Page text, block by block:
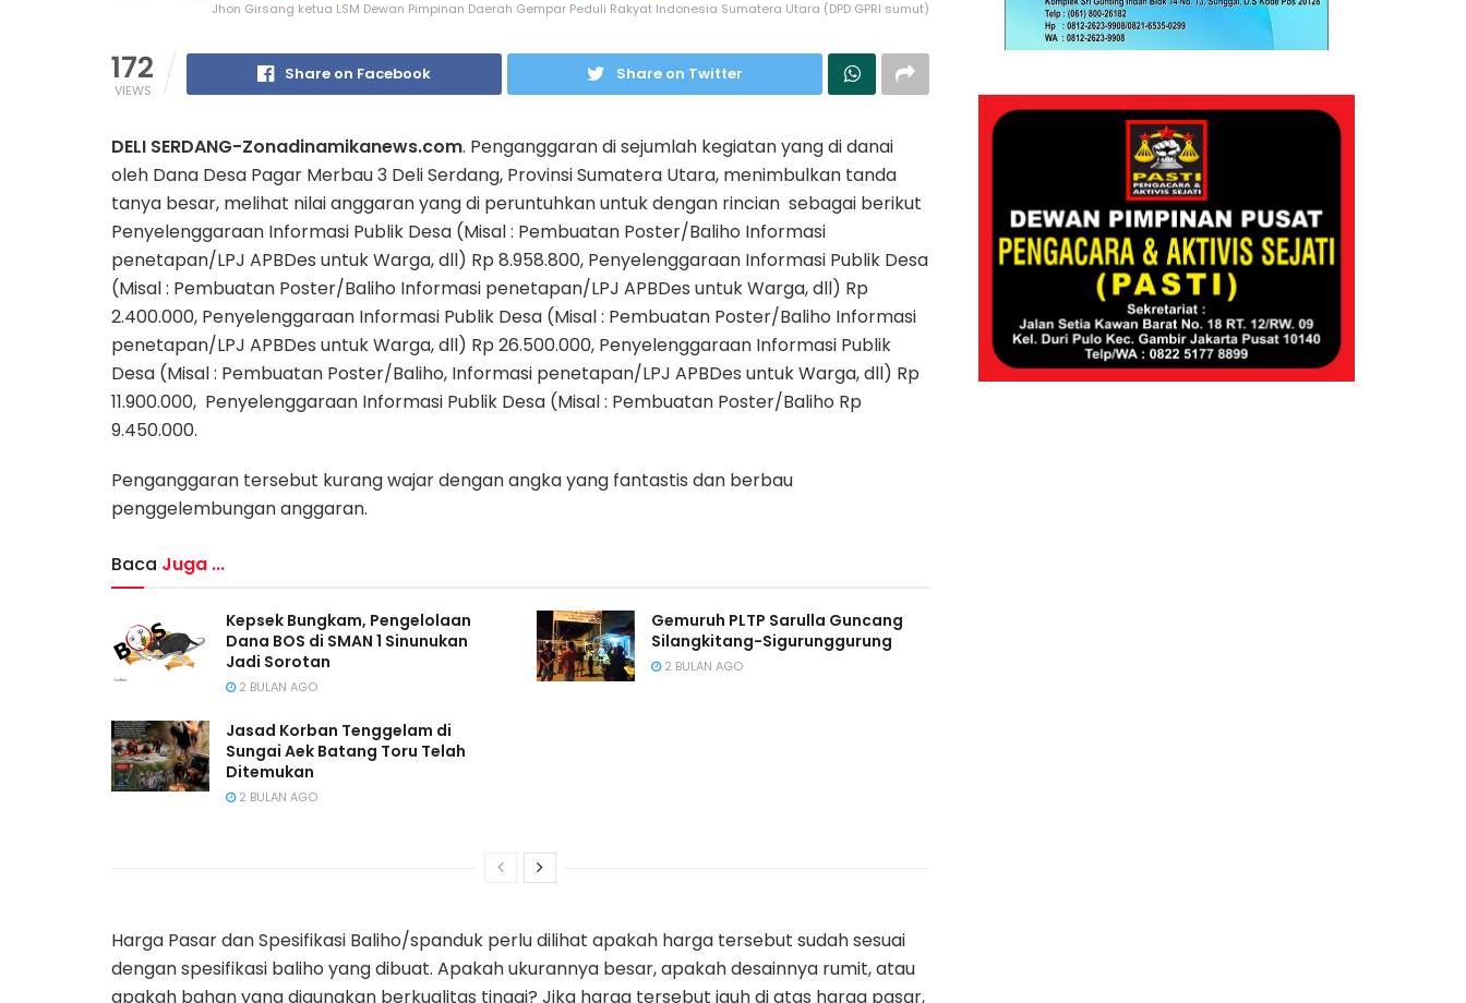
Jhon Girsang ketua LSM Dewan Pimpinan Daerah Gempar Peduli Rakyat Indonesia Sumatera Utara (DPD GPRI sumut)
172
VIEWS
Share on Facebook Share on Twitter
DELI SERDANG-Zonadinamikanews.com. Penganggaran di sejumlah kegiatan yang di danai
oleh Dana Desa Pagar Merbau 3 Deli Serdang, Provinsi Sumatera Utara, menimbulkan tanda
tanya besar, melihat nilai anggaran yang di peruntuhkan untuk dengan rincian sebagai berikut
Penyelenggaraan Informasi Publik Desa (Misal : Pembuatan Poster/Baliho Informasi
penetapan/LPJ APBDes untuk Warga, dll) Rp 8.958.800, Penyelenggaraan Informasi Publik Desa
(Misal : Pembuatan Poster/Baliho Informasi penetapan/LPJ APBDes untuk Warga, dll) Rp
2.400.000, Penyelenggaraan Informasi Publik Desa (Misal : Pembuatan Poster/Baliho Informasi
penetapan/LPJ APBDes untuk Warga, dll) Rp 26.500.000, Penyelenggaraan Informasi Publik
Desa (Misal : Pembuatan Poster/Baliho, Informasi penetapan/LPJ APBDes untuk Warga, dll) Rp
11.900.000, Penyelenggaraan Informasi Publik Desa (Misal : Pembuatan Poster/Baliho Rp
9.450.000.
Penganggaran tersebut kurang wajar dengan angka yang fantastis dan berbau
penggelembungan anggaran.
Baca Juga ...
Kepsek Bungkam, Pengelolaan
Dana BOS di SMAN 1 Sinunukan
Jadi Sorotan
2 BULAN AGO
Gemuruh PLTP Sarulla Guncang
Silangkitang-Sigurunggurung
2 BULAN AGO
Jasad Korban Tenggelam di
Sungai Aek Batang Toru Telah
Ditemukan
2 BULAN AGO
Harga Pasar dan Spesifikasi Baliho/spanduk perlu dilihat apakah harga tersebut sudah sesuai
dengan spesifikasi baliho yang dibuat. Apakah ukurannya besar, apakah desainnya rumit, atau
apakah bahan yang digunakan berkualitas tinggi? Jika harga tersebut jauh di atas harga pasar,